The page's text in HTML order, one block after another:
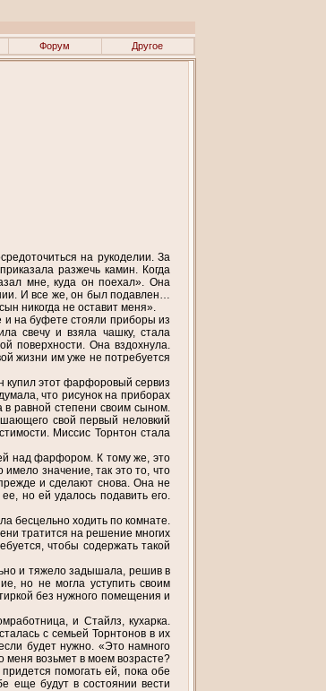
Форум Другое
на рукоделии. За
разжечь камин. Когда
мне, куда он поехал». Она
И все же, он был подавлен…
никогда не оставит меня».
и на буфете стояли приборы из
свечу и взяла чашку, стала
поверхности. Она вздохнула.
жизни им уже не потребуется
купил этот фарфоровый сервиз
что рисунок на приборах
в равной степени своим сыном.
свой первый неловкий
Миссис Торнтон стала
над фарфором. К тому же, это
значение, так это то, что
и сделают снова. Она не
но ей удалось подавить его.
бесцельно ходить по комнате.
тратится на решение многих
чтобы содержать такой
и тяжело задышала, решив в
но не могла уступить своим
без нужного помещения и
и Стайлз, кухарка.
с семьей Торнтонов в их
будет нужно. «Это намного
меня возьмет в моем возрасте?
помогать ей, пока обе
еще будут в состоянии вести